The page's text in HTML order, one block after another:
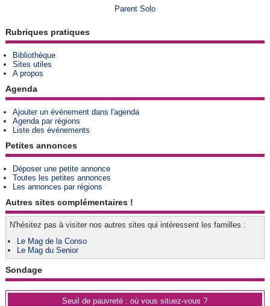
Parent Solo
Rubriques pratiques
Bibliothèque
Sites utiles
A propos
Agenda
Ajouter un événement dans l'agenda
Agenda par régions
Liste des événements
Petites annonces
Déposer une petite annonce
Toutes les petites annonces
Les annonces par régions
Autres sites complémentaires !
N'hésitez pas à visiter nos autres sites qui intéressent les familles :
Le Mag de la Conso
Le Mag du Senior
Sondage
Seuil de pauvreté : où vous situez-vous ?